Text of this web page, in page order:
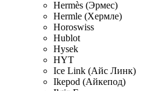
Hermès (Эрмес)
Hermle (Хермле)
Horoswiss
Hublot
Hysek
HYT
Ice Link (Айс Линк)
Ikepod (Айкепод)